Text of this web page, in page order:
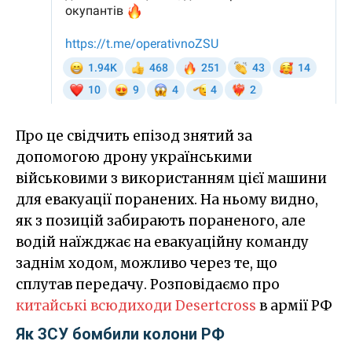
Про це свідчить епізод знятий за
допомогою дрону українськими
військовими з використанням цієї машини
для евакуації поранених. На ньому видно,
як з позицій забирають пораненого, але
водій наїжджає на евакуаційну команду
заднім ходом, можливо через те, що
сплутав передачу. Розповідаємо про
китайські всюдиходи Desertcross в армії РФ
Як ЗСУ бомбили колони РФ